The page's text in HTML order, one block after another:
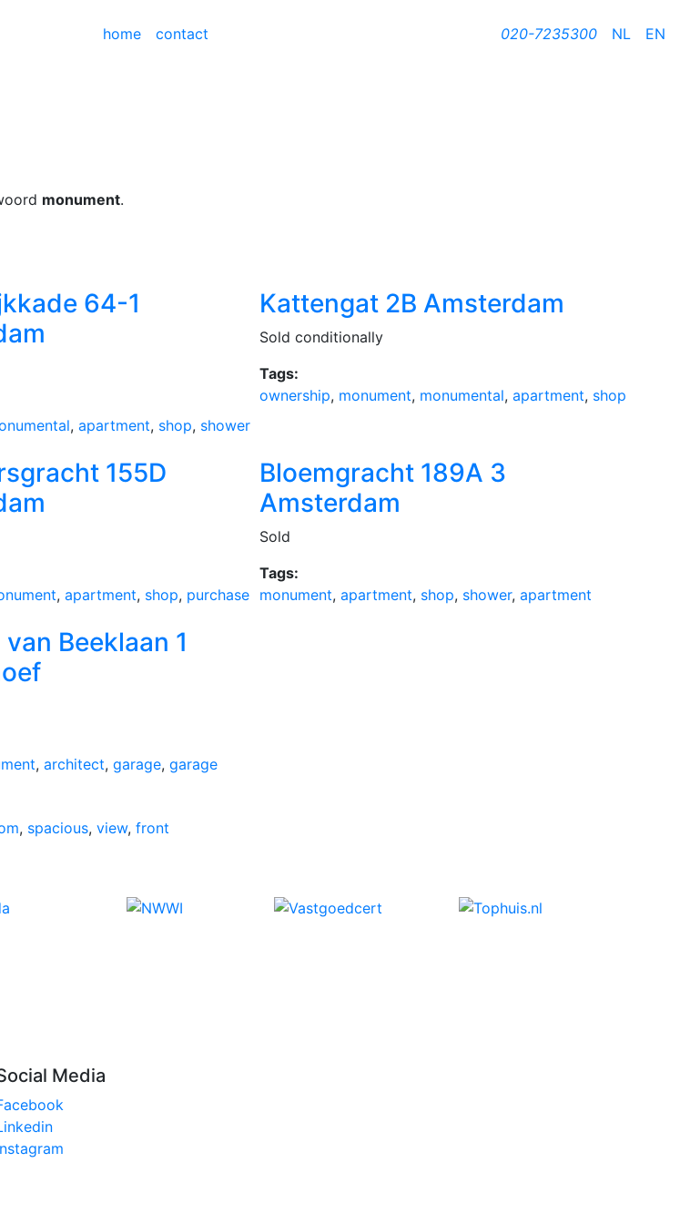
home contact 020-7235300 NL EN
monument.
64-1
, apartment, shop, shower
Kattengat 2B Amsterdam
Sold conditionally
Tags:
ownership, monument, monumental, apartment, shop
155D
, apartment, shop, purchase
Bloemgracht 189A 3
Amsterdam
Sold
Tags:
monument, apartment, shop, shower, apartment
Beeklaan 1
, architect, garage, garage
, spacious, view, front
Media